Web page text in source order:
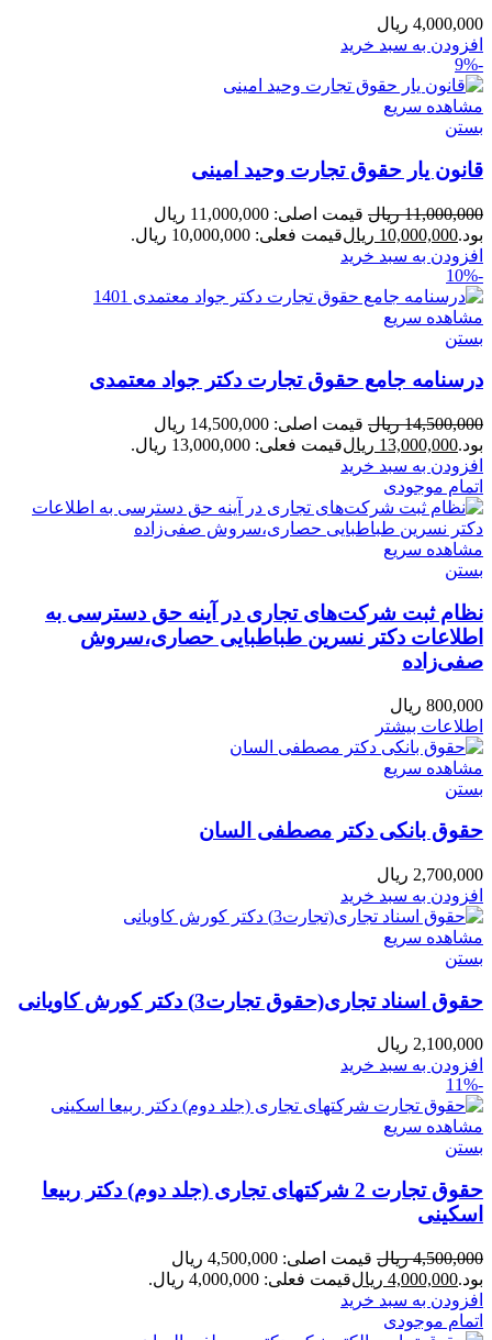
4,000,000 ریال
افزودن به سبد خرید
-9%
مشاهده سریع
بستن
قانون یار حقوق تجارت وحید امینی
11,000,000 ریال
قیمت اصلی: 11,000,000 ریال
بود.10,000,000 ریالقیمت فعلی: 10,000,000 ریال.
افزودن به سبد خرید
-10%
مشاهده سریع
بستن
درسنامه جامع حقوق تجارت دکتر جواد معتمدی
14,500,000 ریال
قیمت اصلی: 14,500,000 ریال
بود.13,000,000 ریالقیمت فعلی: 13,000,000 ریال.
افزودن به سبد خرید
اتمام موجودی
مشاهده سریع
بستن
نظام ثبت شرکت‌های تجاری در آینه حق دسترسی به
اطلاعات دکتر نسرین طباطبایی حصاری،سروش
صفی‌زاده
800,000 ریال
اطلاعات بیشتر
مشاهده سریع
بستن
حقوق بانکی دکتر مصطفی السان
2,700,000 ریال
افزودن به سبد خرید
مشاهده سریع
بستن
حقوق اسناد تجاری(حقوق تجارت3) دکتر کورش کاویانی
2,100,000 ریال
افزودن به سبد خرید
-11%
مشاهده سریع
بستن
حقوق تجارت 2 شرکتهای تجاری (جلد دوم) دکتر ربیعا
اسکینی
4,500,000 ریال
قیمت اصلی: 4,500,000 ریال
بود.4,000,000 ریالقیمت فعلی: 4,000,000 ریال.
افزودن به سبد خرید
اتمام موجودی